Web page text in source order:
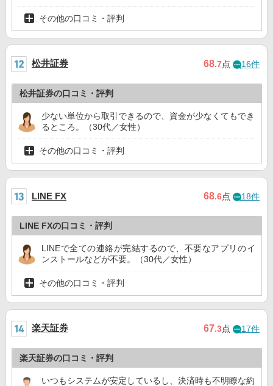
その他の口コミ・評判
松井証券 68.7点 16件
松井証券の口コミ・評判
少ない単位から取引できるので、資金が少なくてもでき
るところ。（30代／女性）
その他の口コミ・評判
LINE FX 68.6点 18件
LINE FXの口コミ・評判
LINEで全ての連絡が完結するので、不要なアプリのイ
ンストールなどが不要。（30代／女性）
その他の口コミ・評判
楽天証券 67.3点 17件
楽天証券の口コミ・評判
いつもシステムが安定しているし、決済時も不明瞭な約